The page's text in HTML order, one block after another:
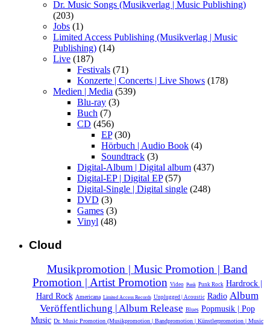
Dr. Music Songs (Musikverlag | Music Publishing)
(203)
Jobs (1)
Limited Access Publishing (Musikverlag | Music
Publishing) (14)
Live (187)
Festivals (71)
Konzerte | Concerts | Live Shows (178)
Medien | Media (539)
Blu-ray (3)
Buch (7)
CD (456)
EP(30)
Hörbuch | Audio Book (4)
Soundtrack (3)
Digital-Album | Digital album (437)
Digital-EP | Digital EP(57)
Digital-Single | Digital single (248)
DVD (3)
Games (3)
Vinyl (48)
Cloud
Musikpromotion | Music Promotion | Band
Promotion | Artist Promotion Video Punk Punk Rock Hardrock |
Hard Rock Americana Limited Access Records Unplugged | Acoustic Radio Album
Veröffentlichung | Album Release Blues Popmusik | Pop
Music Dr. Music Promotion (Musikpromotion | Bandpromotion | Künstlerpromotion | Music